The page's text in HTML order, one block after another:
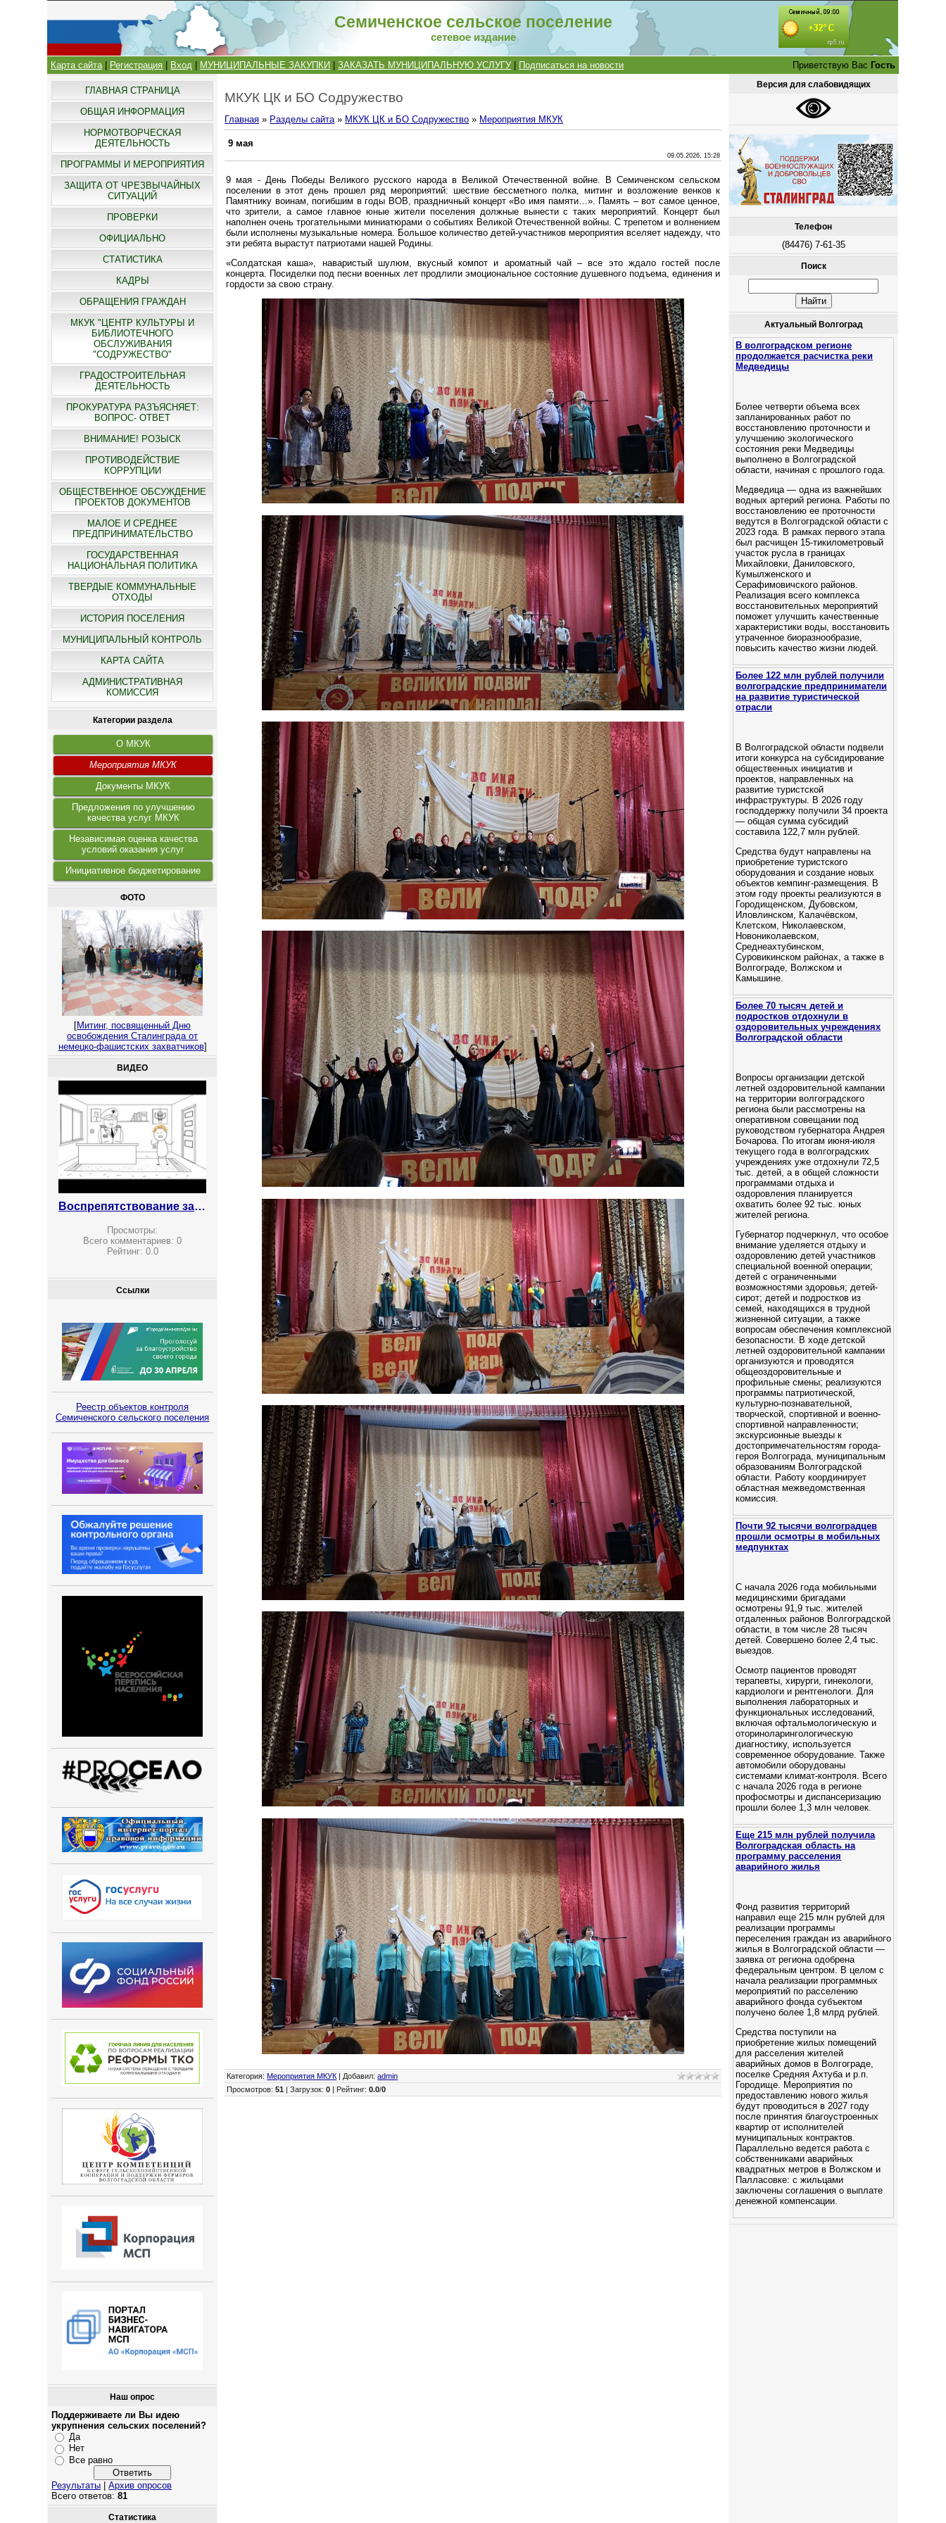
Семиченское сельское поселение
сетевое издание
Карта сайта| Регистрация Вход МУНИЦИПАЛЬНЫЕ ЗАКУПКИ |ЗАКАЗАТЬ МУНИЦИПАЛЬНУЮ УСЛУГУ Подписаться на новости Приветствую Вас Гость
ГЛАВНАЯ СТРАНИЦА
ОБЩАЯ ИНФОРМАЦИЯ
НОРМОТВОРЧЕСКАЯ
ДЕЯТЕЛЬНОСТЬ
ПРОГРАММЫ И МЕРОПРИЯТИЯ
ЗАЩИТА ОТ ЧРЕЗВЫЧАЙНЫХ
СИТУАЦИЙ
ПРОВЕРКИ
ОФИЦИАЛЬНО
СТАТИСТИКА
КАДРЫ
ОБРАЩЕНИЯ ГРАЖДАН
МКУК "ЦЕНТР КУЛЬТУРЫ И
БИБЛИОТЕЧНОГО
ОБСЛУЖИВАНИЯ
"СОДРУЖЕСТВО"
ГРАДОСТРОИТЕЛЬНАЯ
ДЕЯТЕЛЬНОСТЬ
ПРОКУРАТУРА РАЗЪЯСНЯЕТ:
ВОПРОС- ОТВЕТ
ВНИМАНИЕ! РОЗЫСК
ПРОТИВОДЕЙСТВИЕ
КОРРУПЦИИ
ОБЩЕСТВЕННОЕ ОБСУЖДЕНИЕ
ПРОЕКТОВ ДОКУМЕНТОВ
МАЛОЕ И СРЕДНЕЕ
ПРЕДПРИНИМАТЕЛЬСТВО
ГОСУДАРСТВЕННАЯ
НАЦИОНАЛЬНАЯ ПОЛИТИКА
ТВЕРДЫЕ КОММУНАЛЬНЫЕ
ОТХОДЫ
ИСТОРИЯ ПОСЕЛЕНИЯ
МУНИЦИПАЛЬНЫЙ КОНТРОЛЬ
КАРТА САЙТА
АДМИНИСТРАТИВНАЯ
КОМИССИЯ
Категории раздела
О МКУК
Мероприятия МКУК
Документы МКУК
Предложения по улучшению
качества услуг МКУК
Независимая оценка качества
условий оказания услуг
Инициативное бюджетирование
ФОТО
[Митинг, посвященный Дню
освобождения Сталинграда от
немецко-фашистских захватчиков]
ВИДЕО
Воспрепятствование законной предпринимательской деятельности
Просмотры:
Всего комментариев:0
Рейтинг: 0.0
Ссылки
Реестр объектов контроля
Семиченского сельского поселения
Наш опрос
Поддерживаете ли Вы идею
укрупнения сельских поселений?
Да
Нет
Все равно
Результаты |Архив опросов
Всего ответов:81
Статистика
МКУК ЦК и БО Содружество
Главная » Разделы сайта» МКУК ЦК и БО Содружество » Мероприятия МКУК
9 мая
09.05.2026, 15:28
9 мая - День Победы Великого русского народа в Великой Отечественной войне. В Семиченском сельском
поселении в этот день прошел ряд мероприятий: шествие бессметного полка, митинг и возложение венков к
Памятнику воинам, погибшим в годы ВОВ, праздничный концерт «Во имя памяти…». Память – вот самое ценное,
что зрители, а самое главное юные жители поселения должные вынести с таких мероприятий. Концерт был
наполнен очень трогательными миниатюрами о событиях Великой Отечественной войны. С трепетом и волнением
были исполнены музыкальные номера. Большое количество детей-участников мероприятия вселяет надежду, что
эти ребята вырастут патриотами нашей Родины.
«Солдатская каша», наваристый шулюм, вкусный компот и ароматный чай – все это ждало гостей после
концерта. Посиделки под песни военных лет продлили эмоциональное состояние душевного подъема, единения и
гордости за свою страну.
Категория: Мероприятия МКУК Добавил:admin
Просмотров:51 |Загрузок:0 Рейтинг:0.0/0
Версия для слабовидящих
Телефон
(84476) 7-61-35
Поиск
Актуальный Волгоград
В волгоградском регионе
продолжается расчистка реки
Медведицы
Более четверти объема всех
запланированных работ по
восстановлению проточности и
улучшению экологического
состояния реки Медведицы
выполнено в Волгоградской
области, начиная с прошлого года.
Медведица — одна из важнейших
водных артерий региона. Работы по
восстановлению ее проточности
ведутся в Волгоградской области с
2023 года. В рамках первого этапа
был расчищен 15-тикилометровый
участок русла в границах
Михайловки, Даниловского,
Кумылженского и
Серафимовичского районов.
Реализация всего комплекса
восстановительных мероприятий
поможет улучшить качественные
характеристики воды, восстановить
утраченное биоразнообразие,
повысить качество жизни людей.
Более 122 млн рублей получили
волгоградские предприниматели
на развитие туристической
отрасли
В Волгоградской области подвели
итоги конкурса на субсидирование
общественных инициатив и
проектов, направленных на
развитие туристской
инфраструктуры. В 2026 году
господдержку получили 34 проекта
— общая сумма субсидий
составила 122,7 млн рублей.
Средства будут направлены на
приобретение туристского
оборудования и создание новых
объектов кемпинг‑размещения. В
этом году проекты реализуются в
Городищенском, Дубовском,
Иловлинском, Калачёвском,
Клетском, Николаевском,
Новониколаевском,
Среднеахтубинском,
Суровикинском районах, а также в
Волгограде, Волжском и
Камышине.
Более 70 тысяч детей и
подростков отдохнули в
оздоровительных учреждениях
Волгоградской области
Вопросы организации детской
летней оздоровительной кампании
на территории волгоградского
региона были рассмотрены на
оперативном совещании под
руководством губернатора Андрея
Бочарова. По итогам июня-июля
текущего года в волгоградских
учреждениях уже отдохнули 72,5
тыс. детей, а в общей сложности
программами отдыха и
оздоровления планируется
охватить более 92 тыс. юных
жителей региона.
Губернатор подчеркнул, что особое
внимание уделяется отдыху и
оздоровлению детей участников
специальной военной операции;
детей с ограниченными
возможностями здоровья; детей-
сирот; детей и подростков из
семей, находящихся в трудной
жизненной ситуации, а также
вопросам обеспечения комплексной
безопасности. В ходе детской
летней оздоровительной кампании
организуются и проводятся
общеоздоровительные и
профильные смены; реализуются
программы патриотической,
культурно-познавательной,
творческой, спортивной и военно-
спортивной направленности;
экскурсионные выезды к
достопримечательностям города-
героя Волгограда, муниципальным
образованиям Волгоградской
области. Работу координирует
областная межведомственная
комиссия.
Почти 92 тысячи волгоградцев
прошли осмотры в мобильных
медпунктах
С начала 2026 года мобильными
медицинскими бригадами
осмотрены 91,9 тыс. жителей
отдаленных районов Волгоградской
области, в том числе 28 тысяч
детей. Cовершено более 2,4 тыс.
выездов.
Осмотр пациентов проводят
терапевты, хирурги, гинекологи,
кардиологи и рентгенологи. Для
выполнения лабораторных и
функциональных исследований,
включая офтальмологическую и
оториноларингологическую
диагностику, используется
современное оборудование. Также
автомобили оборудованы
системами климат-контроля. Всего
с начала 2026 года в регионе
профосмотры и диспансеризацию
прошли более 1,3 млн человек.
Еще 215 млн рублей получила
Волгоградская область на
программу расселения
аварийного жилья
Фонд развития территорий
направил еще 215 млн рублей для
реализации программы
переселения граждан из аварийного
жилья в Волгоградской области —
заявка от региона одобрена
федеральным центром. В целом с
начала реализации программных
мероприятий по расселению
аварийного фонда субъектом
получено более 1,8 млрд рублей.
Средства поступили на
приобретение жилых помещений
для расселения жителей
аварийных домов в Волгограде,
поселке Средняя Ахтуба и р.п.
Городище. Мероприятия по
предоставлению нового жилья
будут проводиться в 2027 году
после принятия благоустроенных
квартир от исполнителей
муниципальных контрактов.
Параллельно ведется работа с
собственниками аварийных
квадратных метров в Волжском и
Палласовке: с жильцами
заключены соглашения о выплате
денежной компенсации.